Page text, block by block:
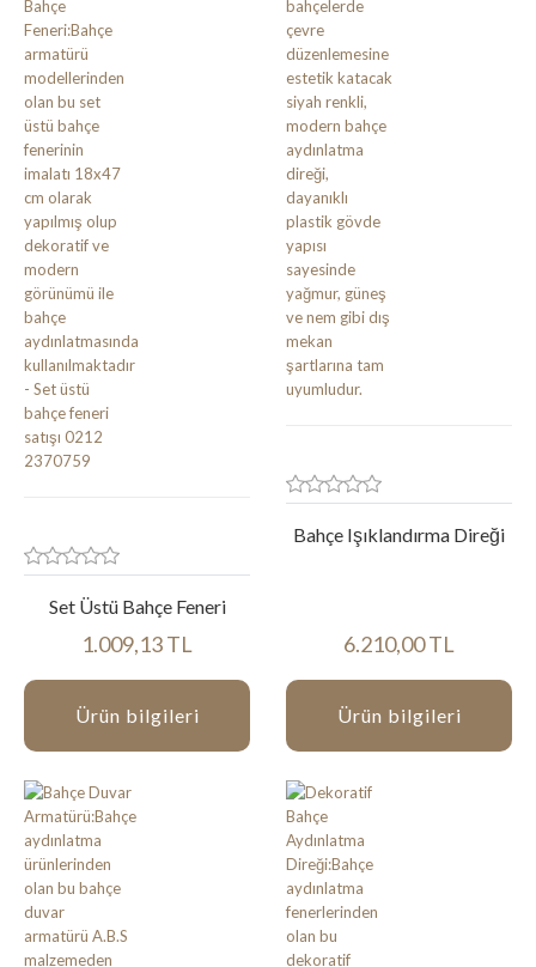
Set Üstü Bahçe Feneri
1.009,13 TL
Ürün bilgileri
Bahçe Işıklandırma Direği
6.210,00 TL
Ürün bilgileri